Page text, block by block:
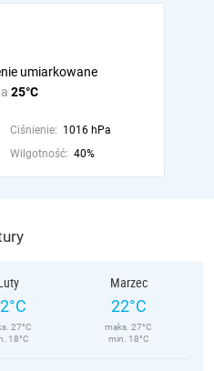
25°C
umiarkowane
Ciśnienie: 1016 hPa
Wilgotność: 40%
27°C
18°C
Marzec
22°C
maks. 27°C
min. 18°C